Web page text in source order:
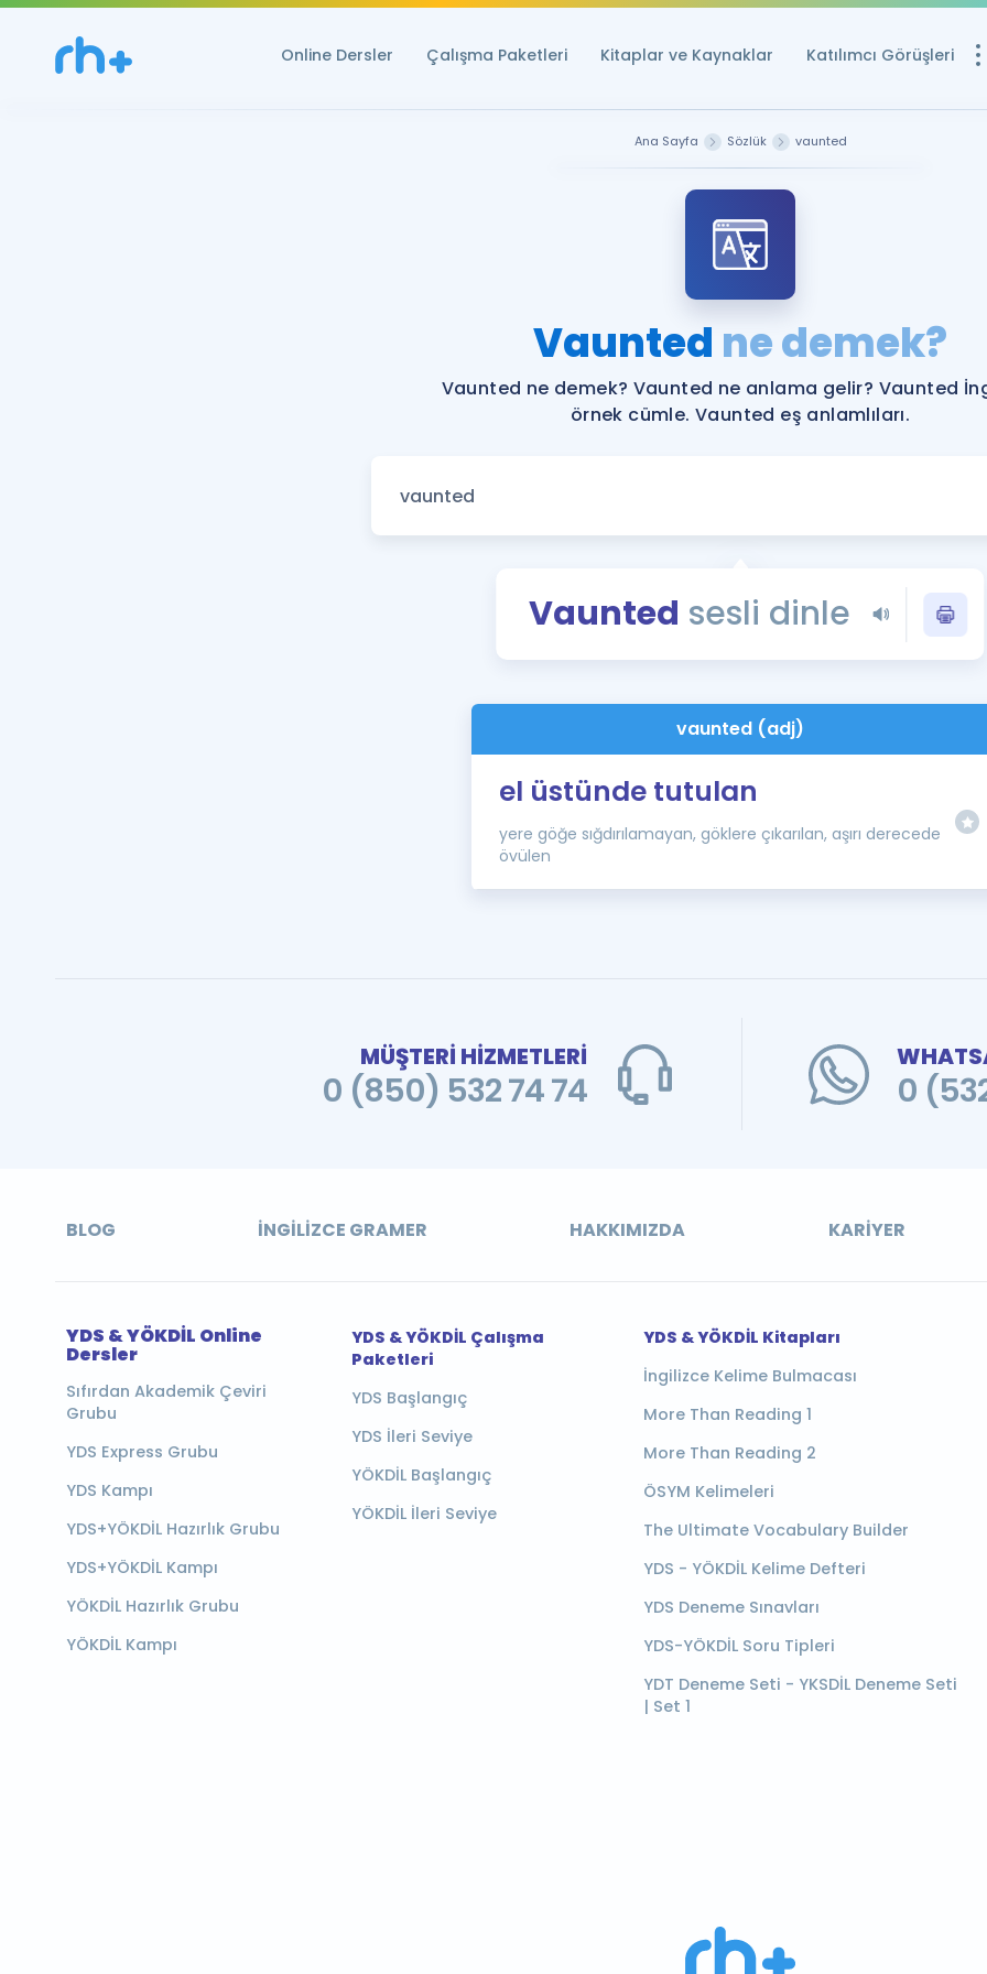
Online Dersler Çalışma Paketleri Kitaplar ve Kaynaklar Katılımcı Görüşleri
YDS ve YÖKDİL
Rehberlik Aracı
YDS ve YÖKDİL'e
Tüm ÖSYM
YDS - YÖKDİL
İngilizce Gramer
Ana Sayfa Sözlük vaunted
Vaunted ne demek?
Vaunted ne demek? Vaunted ne anlama gelir? Vaunted
örnek cümle. Vaunted eş anlamlıları.
Vaunted sesli dinle
vaunted (adj)
el üstünde tutulan
yere göğe sığdırılamayan, göklere çıkarılan, aşırı derecede
övülen
MÜŞTERİ HİZMETLERİ
0 (850) 532 74 74 0
BLOG İNGILIZCE GRAMER HAKKIMIZDA KARIYER
YDS & YÖKDİL Online
Dersler
Sıfırdan Akademik Çeviri
Grubu
YDS Express Grubu
YDS Kampı
YDS+YÖKDİL Hazırlık Grubu
YDS+YÖKDİL Kampı
YÖKDİL Hazırlık Grubu
YÖKDİL Kampı
YDS & YÖKDİL Çalışma
Paketleri
YDS Başlangıç
YDS İleri Seviye
YÖKDİL Başlangıç
YÖKDİL İleri Seviye
YDS & YÖKDİL Kitapları
İngilizce Kelime Bulmacası
More Than Reading 1
More Than Reading 2
ÖSYM Kelimeleri
The Ultimate Vocabulary Builder
YDS - YÖKDİL Kelime Defteri
YDS Deneme Sınavları
YDS-YÖKDİL Soru Tipleri
YDT Deneme Seti - YKSDİL Deneme Seti
| Set 1